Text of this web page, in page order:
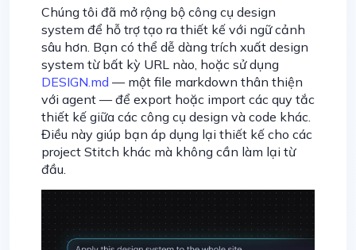
Chúng tôi đã mở rộng bộ công cụ design
system để hỗ trợ tạo ra thiết kế với ngữ cảnh
sâu hơn. Bạn có thể dễ dàng trích xuất design
system từ bất kỳ URL nào, hoặc sử dụng
DESIGN.md — một file markdown thân thiện
với agent — để export hoặc import các quy tắc
thiết kế giữa các công cụ design và code khác.
Điều này giúp bạn áp dụng lại thiết kế cho các
project Stitch khác mà không cần làm lại từ
đầu.